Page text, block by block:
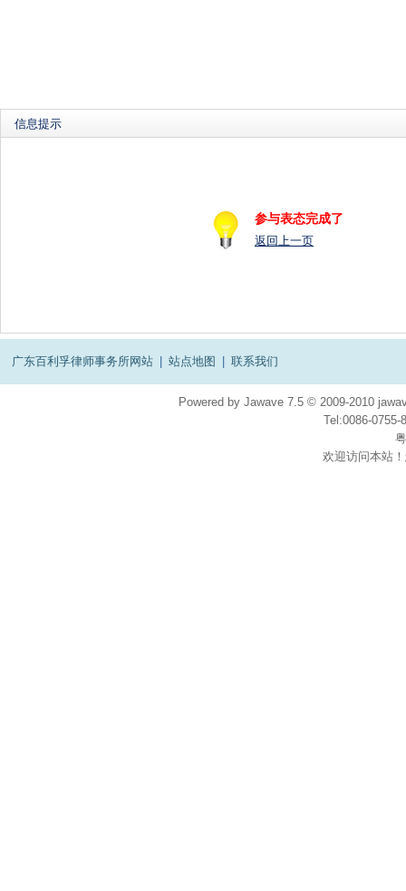
信息提示
参与表态完成了
返回上一页
广东百利孚律师事务所网站 站点地图 联系我们
Powered by Jawave 7.5 © 2009-2010
Tel:0086-
欢迎访问本站